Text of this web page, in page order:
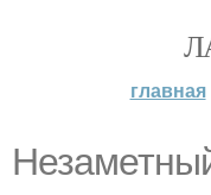
главная